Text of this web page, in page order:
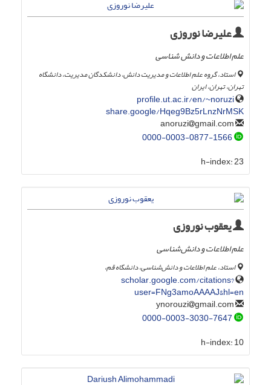
علیرضا نوروزی
علم اطلاعات و دانش شناسی
استاد، گروه علم اطلاعات و مدیریت دانش، دانشکدگان مدیریت، دانشگاه
تهران، تهران، ایران
profile.ut.ac.ir/en/~noruzi
share.google/Hqeg9Bz5rLnzNrMSK
gmail.com
0000-0003-0877-1566
h-index:23
یعقوب نوروزی
علم اطلاعات و دانش‌شناسی
استاد، علم اطلاعات و دانش‌شناسی، دانشگاه قم،
scholar.google.com/citations?
user=FNg3amoAAAAJ&hl=en
gmail.com
0000-0003-3030-7647
h-index:10